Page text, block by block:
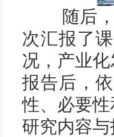
随后，会
次汇报了
况，产业
报告后，
性、必要
研究内容